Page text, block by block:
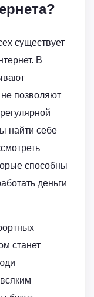
существует
В
позволяют
найти себе
способны
деньги
станет